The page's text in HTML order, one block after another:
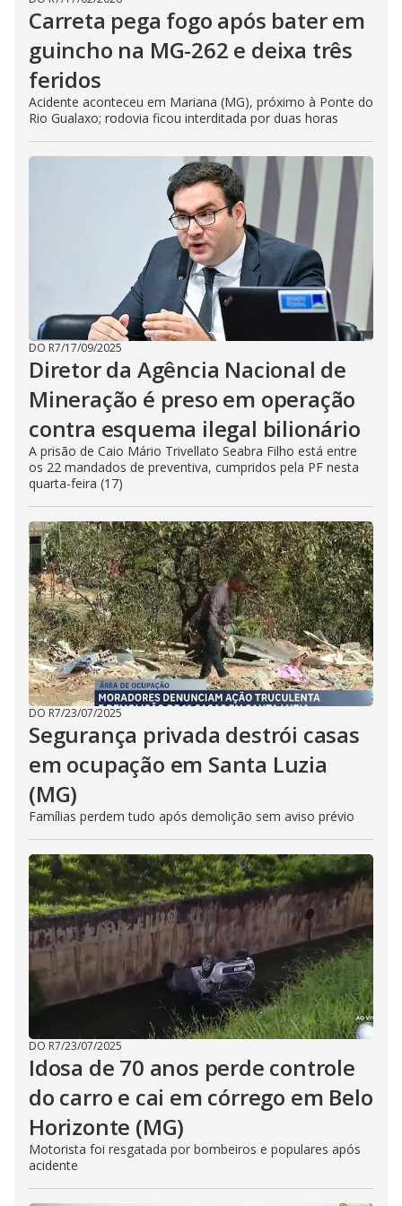
Carreta pega fogo após bater em
guincho na MG-262 e deixa três
feridos
Acidente aconteceu em Mariana (MG), próximo à Ponte do
Rio Gualaxo; rodovia ficou interditada por duas horas
DO R7/17/09/2025
Diretor da Agência Nacional de
Mineração é preso em operação
contra esquema ilegal bilionário
A prisão de Caio Mário Trivellato Seabra Filho está entre
os 22 mandados de preventiva, cumpridos pela PF nesta
quarta-feira (17)
DO R7/23/07/2025
Segurança privada destrói casas
em ocupação em Santa Luzia
(MG)
Famílias perdem tudo após demolição sem aviso prévio
DO R7/23/07/2025
Idosa de 70 anos perde controle
do carro e cai em córrego em Belo
Horizonte (MG)
Motorista foi resgatada por bombeiros e populares após
acidente